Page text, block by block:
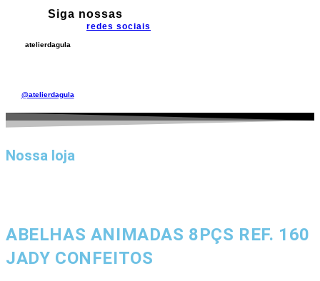
Siga nossas
redes sociais
atelierdagula
@atelierdagula
Nossa loja
ABELHAS ANIMADAS 8PÇS REF. 160
JADY CONFEITOS